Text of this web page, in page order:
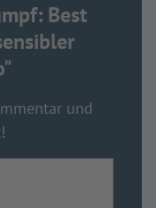
Best
und